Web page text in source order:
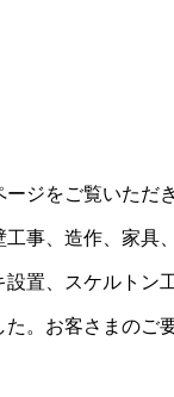
ージをご覧いた
事、造作、家具
置、スケルトン
。お客さまのご